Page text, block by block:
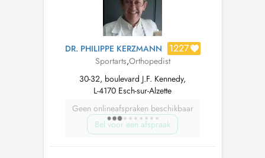
DR. PHILIPPE KERZMANN 1227
Sportarts,Orthopedist
30-32, boulevard J.F. Kennedy,
L-4170 Esch-sur-Alzette
Geen onlineafspraken beschikbaar
Bel voor een afspraak